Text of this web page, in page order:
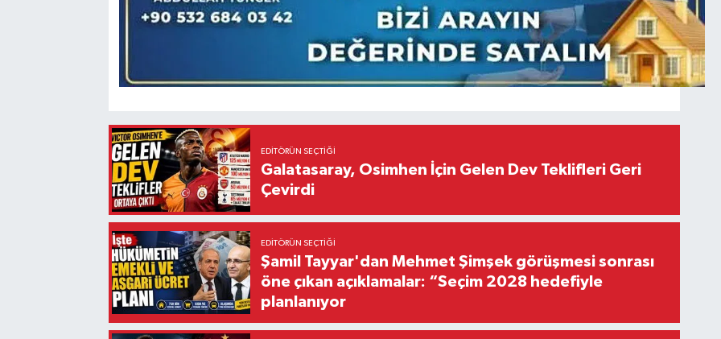
EDITÖRÜN SEÇTIĞI
Galatasaray, Osimhen İçin Gelen Dev Teklifleri Geri
Çevirdi
EDITÖRÜN SEÇTIĞI
Şamil Tayyar'dan Mehmet Şimşek görüşmesi sonrası
öne çıkan açıklamalar: “Seçim 2028 hedefiyle
planlanıyor